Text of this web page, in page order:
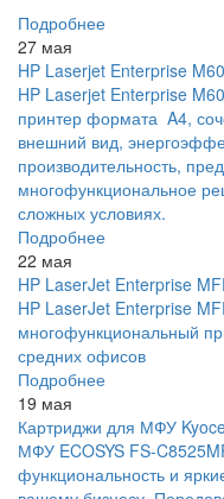
Подробнее
27 мая
HP Laserjet Enterprise
HP Laserjet Enterprise
принтер формата A4,
внешний вид,
производительность,
многофункциональное
сложных условиях.
Подробнее
22 мая
HP LaserJet Enterprise
HP LaserJet Enterprise
многофункциональный
средних офисов
Подробнее
19 мая
Картриджи для МФУ
МФУ ECOSYS FS-
функциональность и